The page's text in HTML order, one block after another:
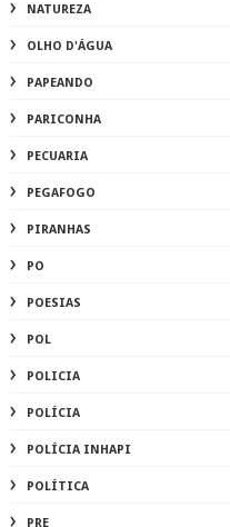
NATUREZA
OLHO D'ÁGUA
PAPEANDO
PARICONHA
PECUARIA
PEGAFOGO
PIRANHAS
PO
POESIAS
POL
POLICIA
POLÍCIA
POLÍCIA INHAPI
POLÍTICA
PRE